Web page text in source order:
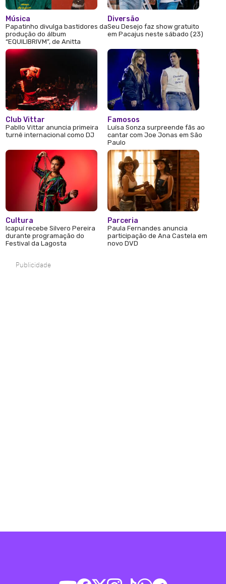
Música
Papatinho divulga bastidores da
produção do álbum
“EQUILIBRIVM”, de Anitta
Club Vittar
Pabllo Vittar anuncia primeira
turnê internacional como DJ
Cultura
Icapuí recebe Silvero Pereira
durante programação do
Festival da Lagosta
Diversão
Seu Desejo faz show gratuito
em Pacajus neste sábado (23)
Famosos
Luísa Sonza surpreende fãs ao
cantar com Joe Jonas em São
Paulo
Parceria
Paula Fernandes anuncia
participação de Ana Castela em
novo DVD
Publicidade